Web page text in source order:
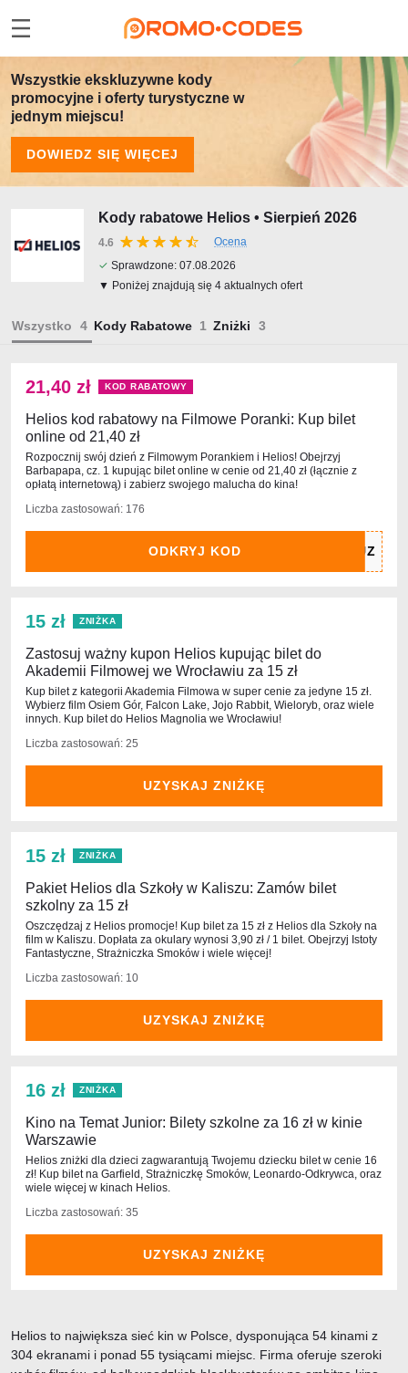
Wszystkie ekskluzywne kody
promocyjne i oferty turystyczne w
jednym miejscu!
DOWIEDZ SIĘ WIĘCEJ
Kody rabatowe Helios • Sierpień 2026
4.6
Ocena
✓ Sprawdzone: 07.08.2026
▼ Poniżej znajdują się 4 aktualnych ofert
Wszystko Kody Rabatowe Zniżki
21,40 zł KOD RABATOWY
Helios kod rabatowy na Filmowe Poranki: Kup bilet
online od 21,40 zł
Rozpocznij swój dzień z Filmowym Porankiem i Helios! Obejrzyj
Barbapapa, cz. 1 kupując bilet online w cenie od 21,40 zł (łącznie z
opłatą internetową) i zabierz swojego malucha do kina!
Liczba zastosowań: 176
ODKRYJ KOD
15 zł ZNIŻKA
Zastosuj ważny kupon Helios kupując bilet do
Akademii Filmowej we Wrocławiu za 15 zł
Kup bilet z kategorii Akademia Filmowa w super cenie za jedyne 15 zł.
Wybierz film Osiem Gór, Falcon Lake, Jojo Rabbit, Wieloryb, oraz wiele
innych. Kup bilet do Helios Magnolia we Wrocławiu!
Liczba zastosowań: 25
UZYSKAJ ZNIŻKĘ
15 zł ZNIŻKA
Pakiet Helios dla Szkoły w Kaliszu: Zamów bilet
szkolny za 15 zł
Oszczędzaj z Helios promocje! Kup bilet za 15 zł z Helios dla Szkoły na
film w Kaliszu. Dopłata za okulary wynosi 3,90 zł / 1 bilet. Obejrzyj Istoty
Fantastyczne, Strażniczka Smoków i wiele więcej!
Liczba zastosowań: 10
UZYSKAJ ZNIŻKĘ
16 zł ZNIŻKA
Kino na Temat Junior: Bilety szkolne za 16 zł w kinie
Warszawie
Helios zniżki dla dzieci zagwarantują Twojemu dziecku bilet w cenie 16
zł! Kup bilet na Garfield, Strażniczkę Smoków, Leonardo-Odkrywca, oraz
wiele więcej w kinach Helios.
Liczba zastosowań: 35
UZYSKAJ ZNIŻKĘ
Helios to największa sieć kin w Polsce, dysponująca 54 kinami z
304 ekranami i ponad 55 tysiącami miejsc. Firma oferuje szeroki